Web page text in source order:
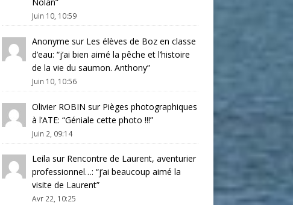
Juin 10, 10:59
Anonyme sur Les élèves de Boz en classe
d’eau: “j’ai bien aimé la pêche et l’histoire
de la vie du saumon. Anthony”
Juin 10, 10:56
Olivier ROBIN sur Pièges photographiques
à l’ATE: “Géniale cette photo !!!”
Juin 2, 09:14
Leila sur Rencontre de Laurent, aventurier
professionnel…: “j’ai beaucoup aimé la
visite de Laurent”
Avr 22, 10:25